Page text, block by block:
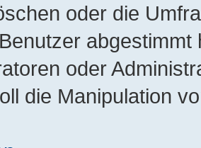
oder die
oder
die Manipulation